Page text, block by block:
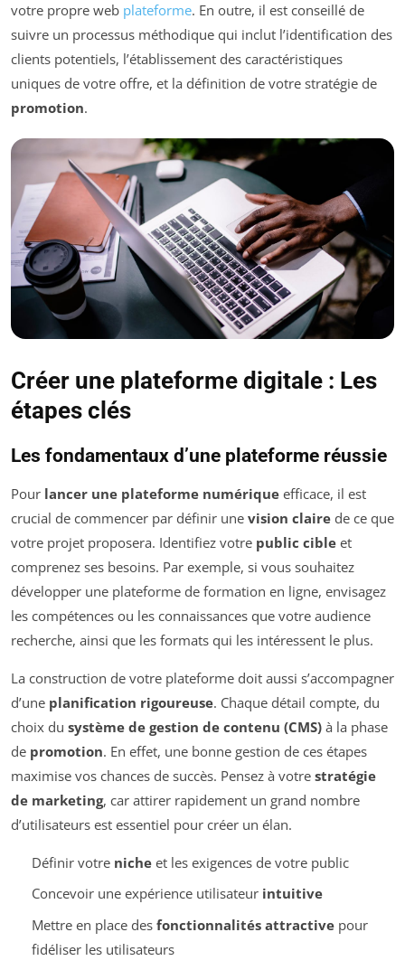
votre propre web plateforme. En outre, il est conseillé de
suivre un processus méthodique qui inclut l’identification des
clients potentiels, l’établissement des caractéristiques
uniques de votre offre, et la définition de votre stratégie de
promotion.
Créer une plateforme digitale : Les
étapes clés
Les fondamentaux d’une plateforme réussie
Pour lancer une plateforme numérique efficace, il est
crucial de commencer par définir une vision claire de ce que
votre projet proposera. Identifiez votre public cible et
comprenez ses besoins. Par exemple, si vous souhaitez
développer une plateforme de formation en ligne, envisagez
les compétences ou les connaissances que votre audience
recherche, ainsi que les formats qui les intéressent le plus.
La construction de votre plateforme doit aussi s’accompagner
d’une planification rigoureuse. Chaque détail compte, du
choix du système de gestion de contenu (CMS) à la phase
de promotion. En effet, une bonne gestion de ces étapes
maximise vos chances de succès. Pensez à votre stratégie
de marketing, car attirer rapidement un grand nombre
d’utilisateurs est essentiel pour créer un élan.
Définir votre nicheet les exigences de votre public
Concevoir une expérience utilisateur intuitive
Mettre en place des fonctionnalités attractivepour
fidéliser les utilisateurs